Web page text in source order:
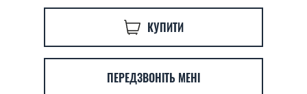
КУПИТИ
ПЕРЕДЗВОНІТЬ МЕНІ